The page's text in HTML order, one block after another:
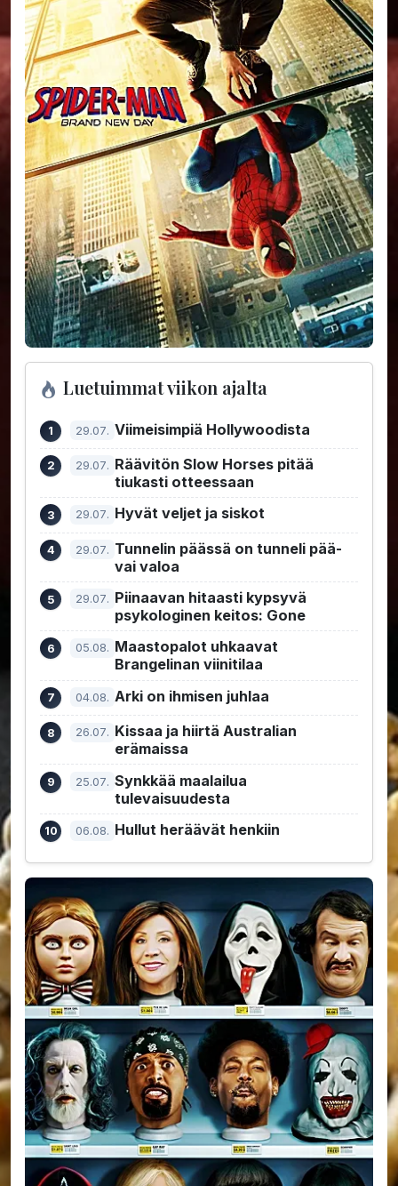
Luetuimmat viikon ajalta
29.07. Viimeisimpiä Hollywoodista
29.07. Räävitön Slow Horses pitää
tiukasti otteessaan
29.07. Hyvät veljet ja siskot
29.07. Tunnelin päässä on tunneli pää-
vai valoa
29.07. Piinaavan hitaasti kypsyvä
psykologinen keitos: Gone
05.08. Maastopalot uhkaavat
Brangelinan viinitilaa
04.08. Arki on ihmisen juhlaa
26.07. Kissaa ja hiirtä Australian
erämaissa
25.07. Synkkää maalailua
tulevaisuudesta
06.08. Hullut heräävät henkiin